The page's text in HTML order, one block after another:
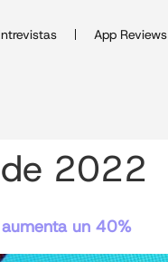
App Reviews
2022
un 40%